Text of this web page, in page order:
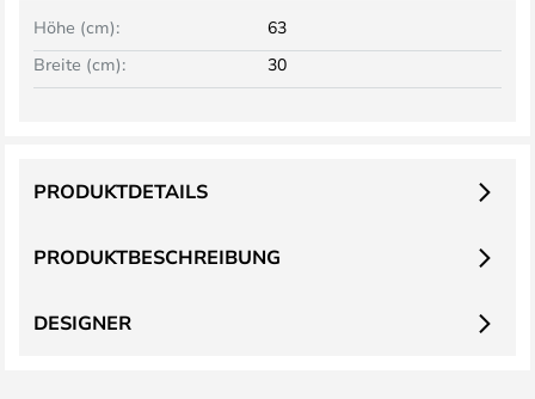
Breite (cm): 30
Höhe (cm): 63
PRODUKTBESCHREIBUNG
PRODUKTDETAILS
DESIGNER